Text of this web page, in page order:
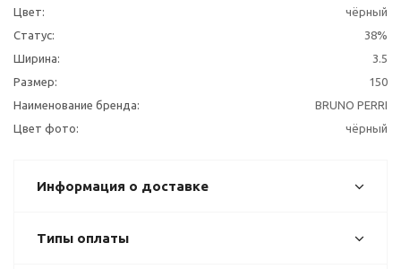
Цвет:
чёрный
Статус:
38%
Ширина:
3.5
Размер:
150
Наименование бренда:
BRUNO PERRI
Цвет фото:
чёрный
Информация о доставке
Типы оплаты